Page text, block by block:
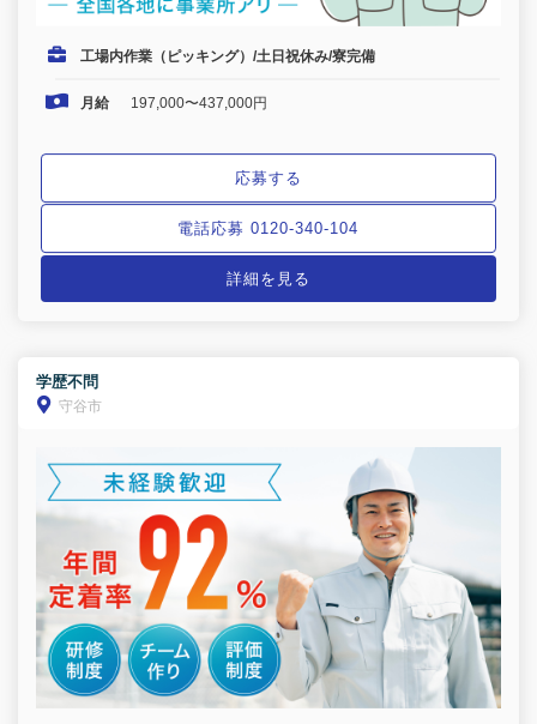
工場内作業（ピッキング）/土日祝休み/寮完備
月給 197,000〜437,000円
応募する
電話応募 0120-340-104
詳細を見る
学歴不問
守谷市